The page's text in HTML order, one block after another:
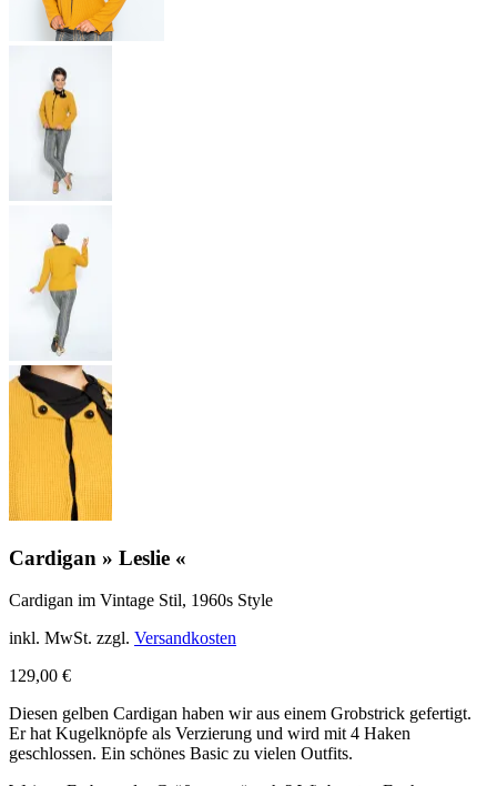
Cardigan » Leslie «
Cardigan im Vintage Stil, 1960s Style
inkl. MwSt. zzgl. Versandkosten
129,00 €
Diesen gelben Cardigan haben wir aus einem Grobstrick gefertigt.
Er hat Kugelknöpfe als Verzierung und wird mit 4 Haken
geschlossen. Ein schönes Basic zu vielen Outfits.